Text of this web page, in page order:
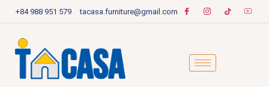
+84 988 951 579 tacasa.furniture@gmail.com